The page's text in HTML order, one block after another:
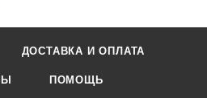
ДОСТАВКА И ОПЛАТА
ПОМОЩЬ